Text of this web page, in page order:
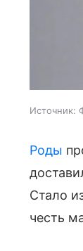
Источник:
Роды
Стало
честь